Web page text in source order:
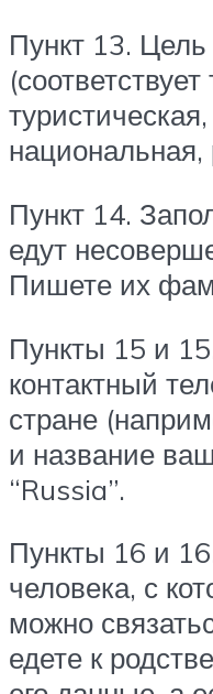
Пункт 13. Цель
туристическая,
национальная,
Пункт 14.
едут
Пишете их
Пункты 15 и
контактный
стране
и название
“Russia”.
Пункты 16 и
человека, с
можно
едете к